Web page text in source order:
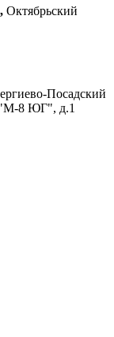
Октябрьский
Посадский
"М-8 ЮГ", д.1